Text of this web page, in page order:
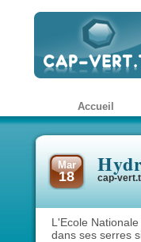
Accueil
Mar
18 cap-
L'Ecole
dans ses serres